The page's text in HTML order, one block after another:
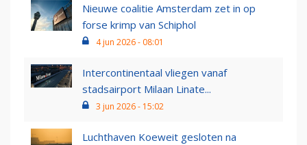
Nieuwe coalitie Amsterdam zet in op
forse krimp van Schiphol
4 jun 2026 - 08:01
Intercontinentaal vliegen vanaf
stadsairport Milaan Linate...
3 jun 2026 - 15:02
Luchthaven Koeweit gesloten na